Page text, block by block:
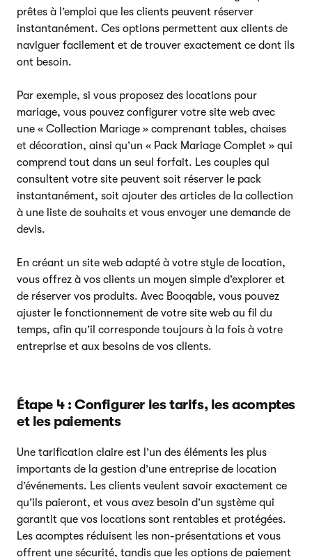
prêtes à l’emploi que les clients peuvent réserver
instantanément. Ces options permettent aux clients de
naviguer facilement et de trouver exactement ce dont ils
ont besoin.
Par exemple, si vous proposez des locations pour
mariage, vous pouvez configurer votre site web avec
une « Collection Mariage » comprenant tables, chaises
et décoration, ainsi qu’un « Pack Mariage Complet » qui
comprend tout dans un seul forfait. Les couples qui
consultent votre site peuvent soit réserver le pack
instantanément, soit ajouter des articles de la collection
à une liste de souhaits et vous envoyer une demande de
devis.
En créant un site web adapté à votre style de location,
vous offrez à vos clients un moyen simple d’explorer et
de réserver vos produits. Avec Booqable, vous pouvez
ajuster le fonctionnement de votre site web au fil du
temps, afin qu’il corresponde toujours à la fois à votre
entreprise et aux besoins de vos clients.
Étape 4 : Configurer les tarifs, les acomptes
et les paiements
Une tarification claire est l’un des éléments les plus
importants de la gestion d’une entreprise de location
d’événements. Les clients veulent savoir exactement ce
qu’ils paieront, et vous avez besoin d’un système qui
garantit que vos locations sont rentables et protégées.
Les acomptes réduisent les non-présentations et vous
offrent une sécurité, tandis que les options de paiement